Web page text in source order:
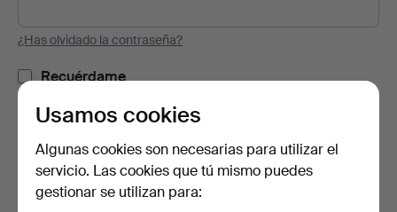
¿Has olvidado la contraseña?
Recuérdame
o iniciar sesión a través de Facebook
Usamos cookies
Algunas cookies son necesarias para utilizar el
servicio. Las cookies que tú mismo puedes
gestionar se utilizan para: